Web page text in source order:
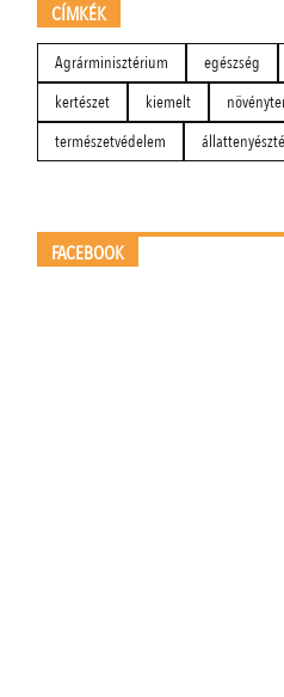
CÍMKÉK
Agrárminisztérium egészség
kertészet
kiemelt
természetvédelem
FACEBOOK